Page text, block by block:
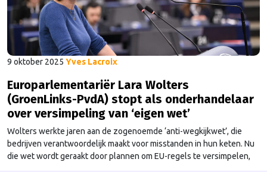
9 oktober 2025 Yves Lacroix
Europarlementariër Lara Wolters
(GroenLinks-PvdA) stopt als onderhandelaar
over versimpeling van ‘eigen wet’
Wolters werkte jaren aan de zogenoemde ‘anti-wegkijkwet’, die
bedrijven verantwoordelijk maakt voor misstanden in hun keten. Nu
die wet wordt geraakt door plannen om EU-regels te versimpelen,
stopt ze als onderhandelaar over die versimpeling.